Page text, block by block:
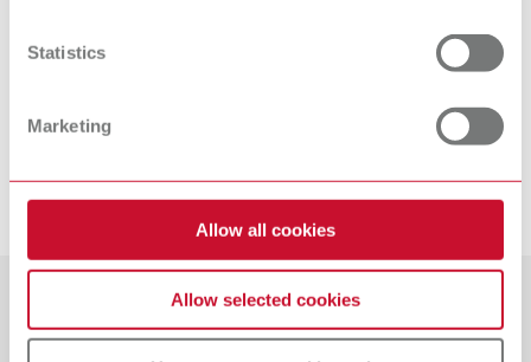
Statistics
Marketing
Allow all cookies
Allow selected cookies
und spannenden Ausbildung in das Berufsleben zu starten,
Tu es – bewirb dich jetzt um (d)einen
Schicke uns deine vollständige Bewerbung sowie einige